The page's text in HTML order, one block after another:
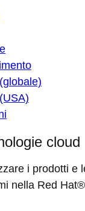
cloud
i prodotti e
nella Red